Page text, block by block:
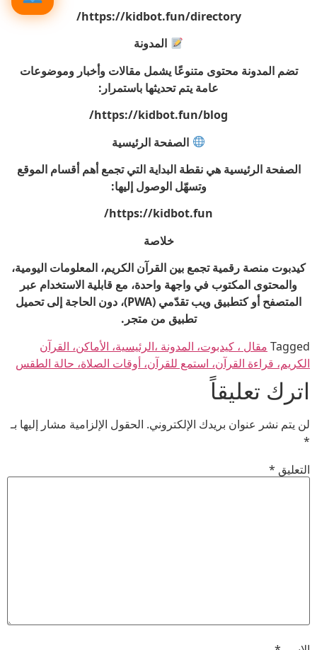
https://kidbot.fun/directory/
المدونة
تضم المدونة محتوى متنوعًا يشمل مقالات وأخبار وموضوعات
عامة يتم تحديثها باستمرار:
https://kidbot.fun/blog/
الصفحة الرئيسية
الصفحة الرئيسية هي نقطة البداية التي تجمع أهم أقسام الموقع
وتسهّل الوصول إليها:
https://kidbot.fun/
خلاصة
كيدبوت منصة رقمية تجمع بين القرآن الكريم، المعلومات اليومية،
والمحتوى المكتوب في واجهة واحدة، مع قابلية الاستخدام عبر
المتصفح أو كتطبيق ويب تقدّمي (PWA)، دون الحاجة إلى تحميل
تطبيق من متجر.
Tagged مقال ، كيدبوت، المدونة ،الرئيسية، الأماكن، القرآن
الكريم، قراءة القرآن، استمع للقرآن، أوقات الصلاة، حالة الطقس
اترك تعليقاً
لن يتم نشر عنوان بريدك الإلكتروني. الحقول الإلزامية مشار إليها بـ
*
التعليق *